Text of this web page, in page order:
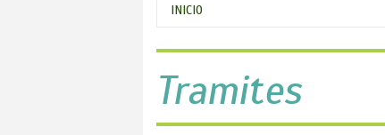
Se
encuentra
usted
aquí
INICIO
Tramites